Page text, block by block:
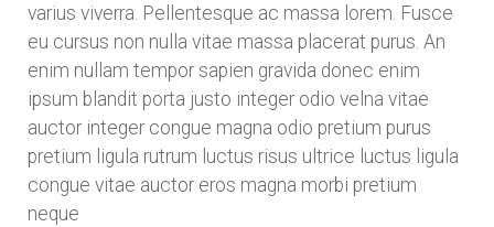
varius viverra. Pellentesque ac massa lorem. Fusce
eu cursus non nulla vitae massa placerat purus. An
enim nullam tempor sapien gravida donec enim
ipsum blandit porta justo integer odio velna vitae
auctor integer congue magna odio pretium purus
pretium ligula rutrum luctus risus ultrice luctus ligula
congue vitae auctor eros magna morbi pretium
neque